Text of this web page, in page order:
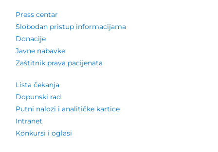
Press centar
Slobodan pristup informacijama
Donacije
Javne nabavke
Zaštitnik prava pacijenata
Lista čekanja
Dopunski rad
Putni nalozi i analitičke kartice
Intranet
Konkursi i oglasi